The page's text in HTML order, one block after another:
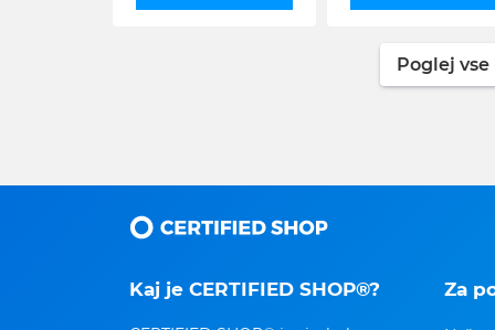
Poglej
Kaj je CERTIFIED SHOP®? Za